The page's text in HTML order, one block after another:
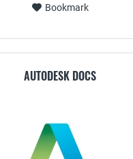
Bookmark
AUTODESK DOCS